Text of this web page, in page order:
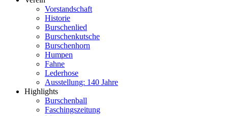
Vorstandschaft
Historie
Burschenlied
Burschenkutsche
Burschenhorn
Humpen
Fahne
Lederhose
Ausstellung: 140 Jahre
Highlights
Burschenball
Faschingszeitung